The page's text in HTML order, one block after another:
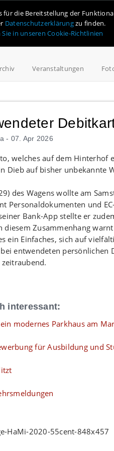
für die Bereitstellung der
Datenschutzerklärungzu finden.
in unseren Cookie-Richtlinien
Veranstaltungen
- 07. Apr 2026
welches auf dem Hinterhof
Dieb auf bisher unbekannte
des Wagens wollte am
Personaldokumenten und
Bank-App stellte er
diesem Zusammenhang
ein Einfaches, sich auf
entwendeten
interessant:
modernes Parkhaus am
für Ausbildung und